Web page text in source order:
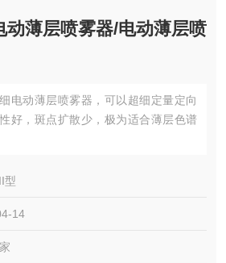
动薄层喷雾器/电动薄层喷
电动薄层喷雾器，可以超细定量定向
好，斑点扩散少，极为适合薄层色谱
型
14